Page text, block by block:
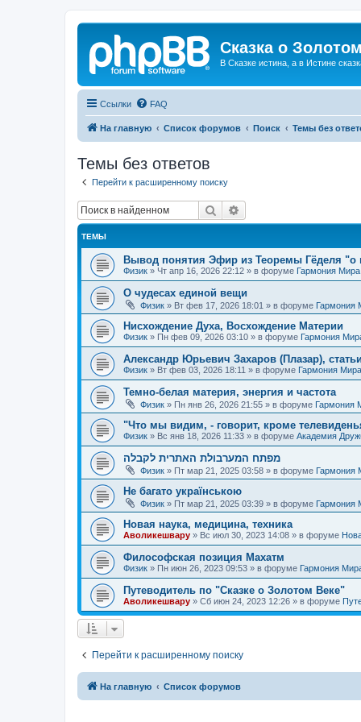
Сказка о
В Сказке истина, а в Истине
Ссылки FAQ
На главную Список форумов Поиск Темы без
Темы без ответов
Перейти к расширенному поиску
Поиск
ТЕМЫ
Вывод понятия Эфир из Теоремы Гёделя "о
Физик » Чт апр 16, 2026 22:12 » в форуме Гармония Мира
О чудесах единой вещи
Физик » Вт фев 17, 2026 18:01 » в форуме Гармония
Нисхождение Духа, Восхождение Материи
Физик » Пн фев 09, 2026 03:10 » в форуме Гармония
Александр Юрьевич Захаров (Плазар), статьи
Физик » Вт фев 03, 2026 18:11 » в форуме Гармония Мира
Темно-белая материя, энергия и частота
Физик » Пн янв 26, 2026 21:55 » в форуме Гармония
"Что мы видим, - говорит, кроме
Физик » Вс янв 18, 2026 11:33 » в форуме Академия
מפתח המערבולת האתרית לקבלה
Физик » Пт мар 21, 2025 03:58 » в форуме Гармония
Не багато українською
Физик » Пт мар 21, 2025 03:39 » в форуме Гармония
Новая наука, медицина, техника
Аволикешвару » Вс июл 30, 2023 14:08 » в форуме
Философская позиция Махатм
Физик » Пн июн 26, 2023 09:53 » в форуме Гармония
Путеводитель по "Сказке о Золотом Веке"
Аволикешвару » Сб июн 24, 2023 12:26 » в форуме
Перейти к расширенному поиску
На главную Список форумов